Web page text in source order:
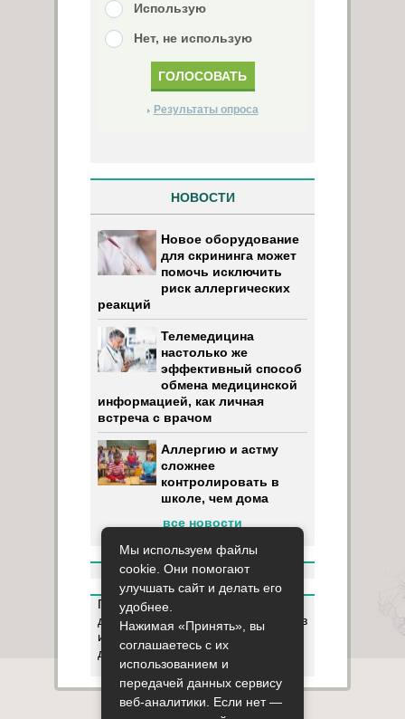
Использую
Нет, не использую
Результаты опроса
НОВОСТИ
Новое оборудование
для скрининга может
помочь исключить
риск аллергических
реакций
Телемедицина
настолько же
эффективный способ
обмена медицинской
информацией, как личная
встреча с врачом
Аллергию и астму
сложнее
контролировать в
школе, чем дома
все новости
Пользуясь данным ресурсом вы
даёте разрешение на сбор, анализ
и хранение своих персональных
данных согласно Правилам
Карта сайта О сайте Контакты
Мы используем файлы
cookie. Они помогают
улучшать сайт и делать его
удобнее.
Нажимая «Принять», вы
соглашаетесь с их
использованием и
передачей данных сервису
веб-аналитики. Если нет —